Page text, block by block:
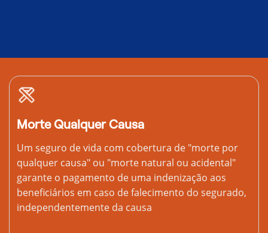
Morte Qualquer Causa
Um seguro de vida com cobertura de "morte por
qualquer causa" ou "morte natural ou acidental"
garante o pagamento de uma indenização aos
beneficiários em caso de falecimento do segurado,
independentemente da causa